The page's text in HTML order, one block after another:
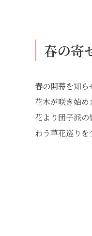
春の寄
春の開幕を知
花木が咲き始め
花より団子派
わう草花巡りを